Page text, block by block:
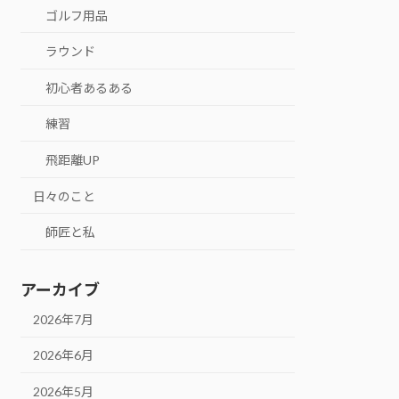
ゴルフ用品
ラウンド
初心者あるある
練習
飛距離UP
日々のこと
師匠と私
アーカイブ
2026年7月
2026年6月
2026年5月